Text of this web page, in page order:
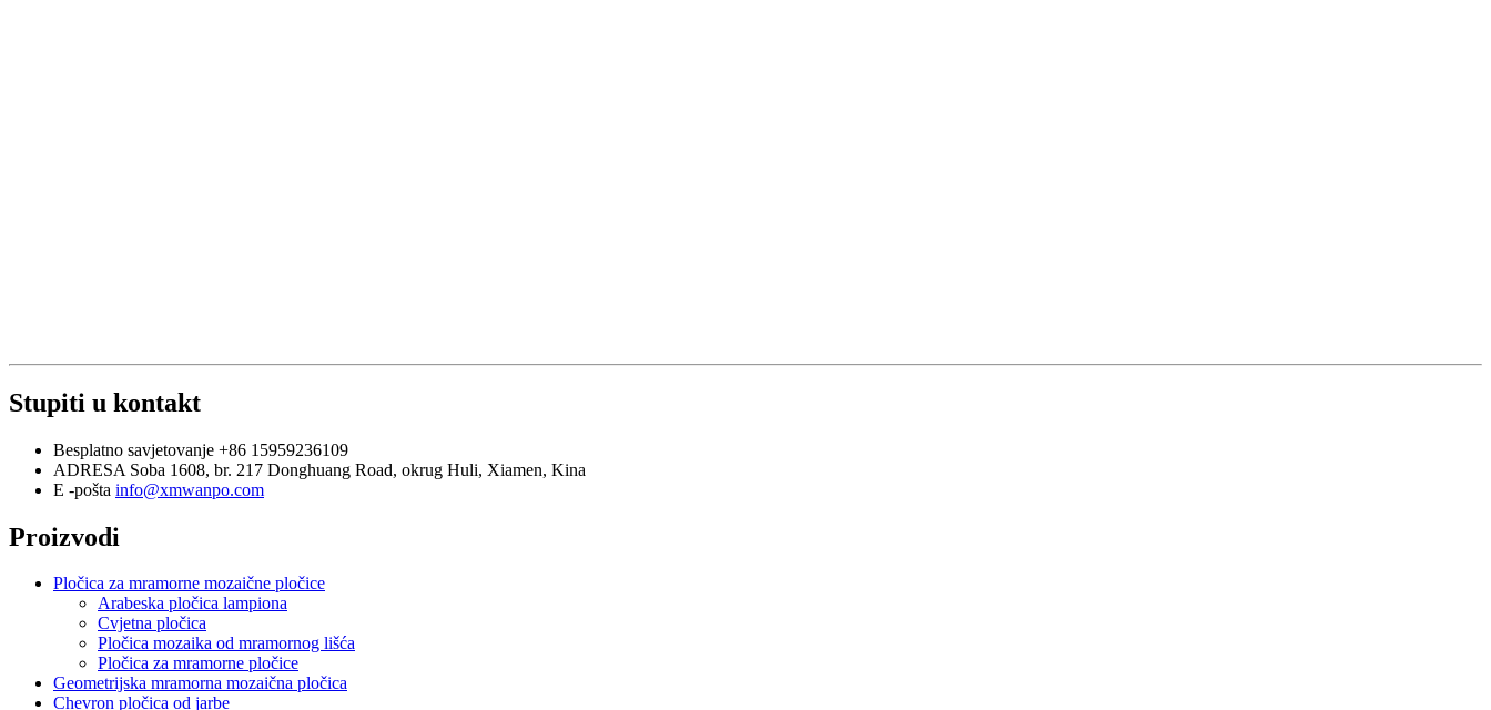
Stupiti u kontakt
Besplatno savjetovanje +86 15959236109
ADRESA Soba 1608, br. 217 Donghuang Road, okrug Huli, Xiamen, Kina
E -pošta info@xmwanpo.com
Proizvodi
Pločica za mramorne mozaične pločice
Arabeska pločica lampiona
Cvjetna pločica
Pločica mozaika od mramornog lišća
Pločica za mramorne pločice
Geometrijska mramorna mozaična pločica
Chevron pločica od jarbe